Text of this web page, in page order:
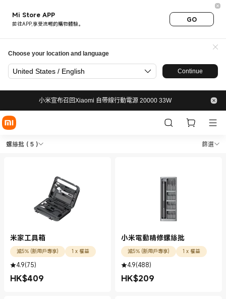
Mi Store APP
前往APP,享受流暢的購物體驗。
GO
Choose your location and language
United States / English Continue
小米宣布召回Xiaomi 自帶線行動電源 20000 33W
Shop 生活&工具周邊 螺絲批
螺絲批 ( 5 ) 篩選
Shop 生活&工具周邊 螺絲批 in Xiaomi
米家工具箱
減5% (新用戶專享) 1 x 權益
4.9(75)
HK$409
現價 HK$409.00
小米電動精修螺絲批
減5% (新用戶專享) 1 x 權益
4.9(488)
HK$209
現價 HK$209.00